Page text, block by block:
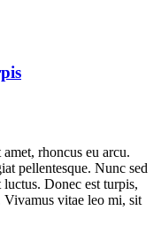
rhoncus eu arcu.
pellentesque. Nunc sed
Donec est turpis,
Vivamus vitae leo mi, sit